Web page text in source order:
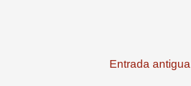
Entrada antigua